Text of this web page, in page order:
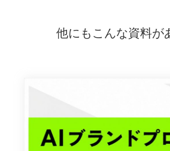
他にもこんな資料が